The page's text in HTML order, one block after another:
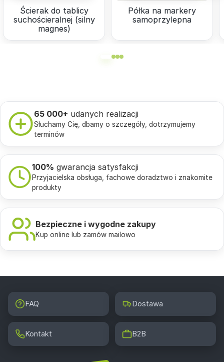
Ścierak do tablicy
suchościeralnej (silny
magnes)
Półka na markery
samoprzylepna
65 000+ udanych realizacji
Słuchamy Cię, dbamy o szczegóły, dotrzymujemy
terminów
100% gwarancja satysfakcji
Przyjacielska obsługa, fachowe doradztwo i znakomite
produkty
Bezpieczne i wygodne zakupy
Kup online lub zamów mailowo
FAQ Dostawa
Kontakt B2B